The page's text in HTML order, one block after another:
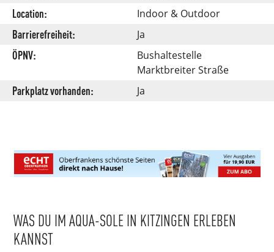
Location: Indoor & Outdoor
Barrierefreiheit: Ja
ÖPNV:
Bushaltestelle
Marktbreiter Straße
Parkplatz vorhanden: Ja
WAS DU IM AQUA-SOLE IN KITZINGEN ERLEBEN
KANNST